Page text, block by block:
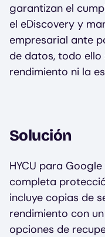
garantizan el
el eDiscovery y
empresarial ante
de datos, todo
rendimiento ni la
Solución
HYCU para
completa
incluye copias de
rendimiento con
opciones de